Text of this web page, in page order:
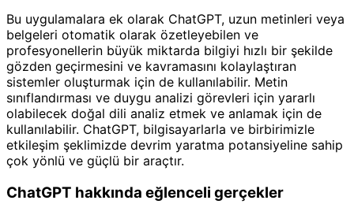
Bu uygulamalara ek olarak ChatGPT, uzun metinleri veya
belgeleri otomatik olarak özetleyebilen ve
profesyonellerin büyük miktarda bilgiyi hızlı bir şekilde
gözden geçirmesini ve kavramasını kolaylaştıran
sistemler oluşturmak için de kullanılabilir. Metin
sınıflandırması ve duygu analizi görevleri için yararlı
olabilecek doğal dili analiz etmek ve anlamak için de
kullanılabilir. ChatGPT, bilgisayarlarla ve birbirimizle
etkileşim şeklimizde devrim yaratma potansiyeline sahip
çok yönlü ve güçlü bir araçtır.
ChatGPT hakkında eğlenceli gerçekler